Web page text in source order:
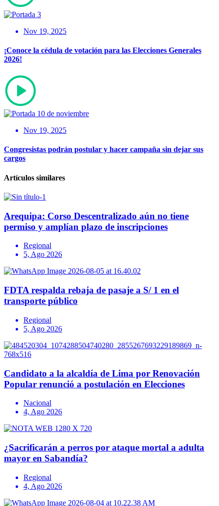
Nov 19, 2025
¡Conoce la cédula de votación para las Elecciones Generales
2026!
Nov 19, 2025
Congresistas podrán postular y hacer campaña sin dejar sus
cargos
Artículos similares
Arequipa: Corso Descentralizado aún no tiene
permiso y amplían plazo de inscripciones
Regional
5, Ago 2026
FDTA respalda rebaja de pasaje a S/ 1 en el
transporte público
Regional
5, Ago 2026
Candidato a la alcaldía de Lima por Renovación
Popular renunció a postulación en Elecciones
Nacional
4, Ago 2026
¿Sacrificarán a perros por ataque mortal a adulta
mayor en Sabandía?
Regional
4, Ago 2026